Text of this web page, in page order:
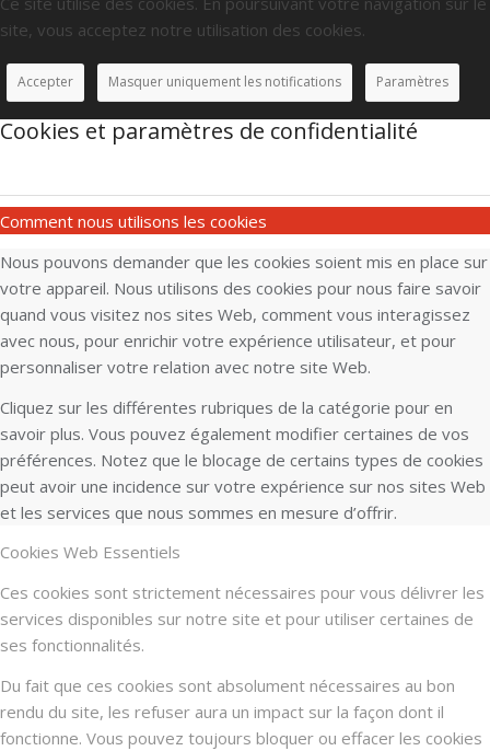
site, vous acceptez notre utilisation des cookies.
Accepter Masquer uniquement les notifications Paramètres
Cookies et paramètres de confidentialité
Comment nous utilisons les cookies
Nous pouvons demander que les cookies soient mis en place sur
votre appareil. Nous utilisons des cookies pour nous faire savoir
quand vous visitez nos sites Web, comment vous interagissez
avec nous, pour enrichir votre expérience utilisateur, et pour
personnaliser votre relation avec notre site Web.
Cliquez sur les différentes rubriques de la catégorie pour en
savoir plus. Vous pouvez également modifier certaines de vos
préférences. Notez que le blocage de certains types de cookies
peut avoir une incidence sur votre expérience sur nos sites Web
et les services que nous sommes en mesure d’offrir.
Cookies Web Essentiels
Ces cookies sont strictement nécessaires pour vous délivrer les
services disponibles sur notre site et pour utiliser certaines de
ses fonctionnalités.
Du fait que ces cookies sont absolument nécessaires au bon
rendu du site, les refuser aura un impact sur la façon dont il
fonctionne. Vous pouvez toujours bloquer ou effacer les cookies